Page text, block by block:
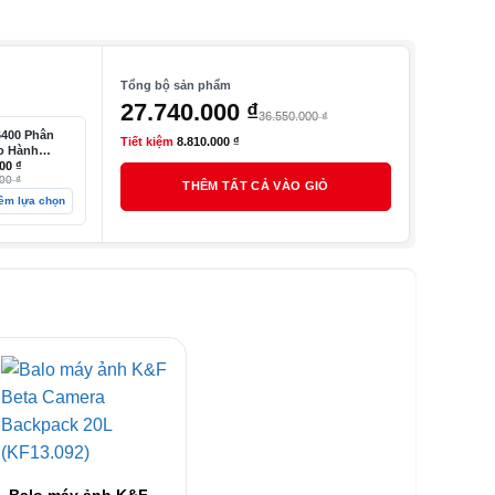
Phân
Hành
Phiên
Only
₫
₫.
₫
₫.
lựa chọn
Tổng bộ sản phẩm
36.550.000₫
Giá
gốc
là:
36.550.000 ₫.
27.740.000 ₫
Giá
hiện
tại
Tiết kiệm 8.810.000 ₫
THÊM TẤT CẢ VÀO GIỎ
+